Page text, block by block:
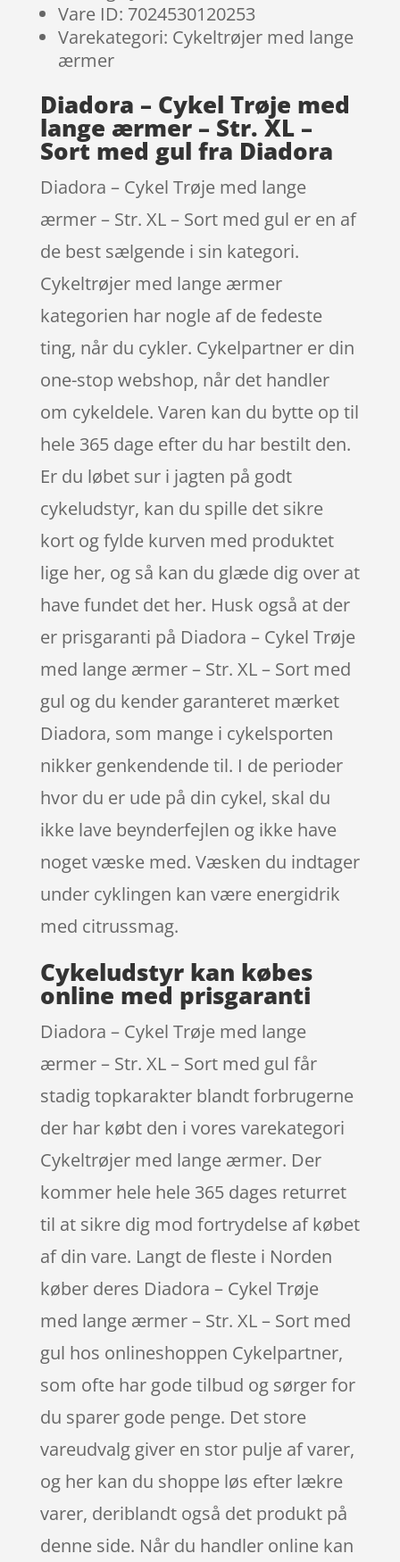
Vare ID: 7024530120253
Varekategori: Cykeltrøjer med lange
ærmer
Diadora – Cykel Trøje med
lange ærmer – Str. XL –
Sort med gul fra Diadora
Diadora – Cykel Trøje med lange
ærmer – Str. XL – Sort med gul er en af
de best sælgende i sin kategori.
Cykeltrøjer med lange ærmer
kategorien har nogle af de fedeste
ting, når du cykler. Cykelpartner er din
one-stop webshop, når det handler
om cykeldele. Varen kan du bytte op til
hele 365 dage efter du har bestilt den.
Er du løbet sur i jagten på godt
cykeludstyr, kan du spille det sikre
kort og fylde kurven med produktet
lige her, og så kan du glæde dig over at
have fundet det her. Husk også at der
er prisgaranti på Diadora – Cykel Trøje
med lange ærmer – Str. XL – Sort med
gul og du kender garanteret mærket
Diadora, som mange i cykelsporten
nikker genkendende til. I de perioder
hvor du er ude på din cykel, skal du
ikke lave beynderfejlen og ikke have
noget væske med. Væsken du indtager
under cyklingen kan være energidrik
med citrussmag.
Cykeludstyr kan købes
online med prisgaranti
Diadora – Cykel Trøje med lange
ærmer – Str. XL – Sort med gul får
stadig topkarakter blandt forbrugerne
der har købt den i vores varekategori
Cykeltrøjer med lange ærmer. Der
kommer hele hele 365 dages returret
til at sikre dig mod fortrydelse af købet
af din vare. Langt de fleste i Norden
køber deres Diadora – Cykel Trøje
med lange ærmer – Str. XL – Sort med
gul hos onlineshoppen Cykelpartner,
som ofte har gode tilbud og sørger for
du sparer gode penge. Det store
vareudvalg giver en stor pulje af varer,
og her kan du shoppe løs efter lækre
varer, deriblandt også det produkt på
denne side. Når du handler online kan